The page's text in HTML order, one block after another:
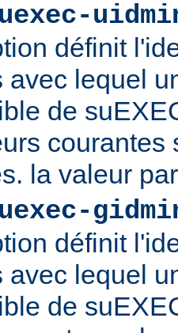
définit
avec lequel
de
courantes
la valeur
définit
avec lequel
de